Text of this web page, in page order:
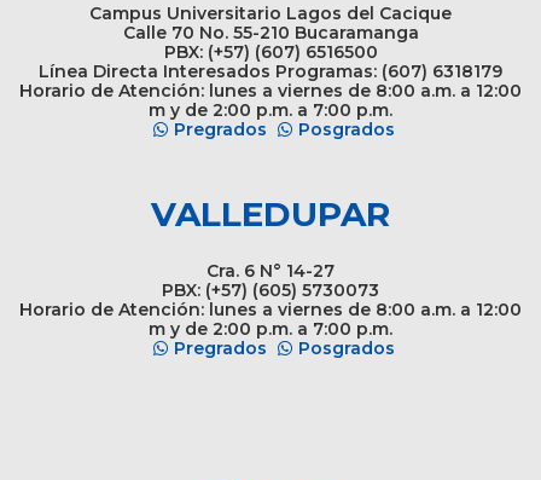
Campus Universitario Lagos del Cacique
Calle 70 No. 55-210 Bucaramanga
PBX: (+57) (607) 6516500
Línea Directa Interesados Programas: (607) 6318179
Horario de Atención: lunes a viernes de 8:00 a.m. a 12:00
m y de 2:00 p.m. a 7:00 p.m.
Pregrados
Posgrados
VALLEDUPAR
Cra. 6 N° 14-27
PBX: (+57) (605) 5730073
Horario de Atención: lunes a viernes de 8:00 a.m. a 12:00
m y de 2:00 p.m. a 7:00 p.m.
Pregrados
Posgrados